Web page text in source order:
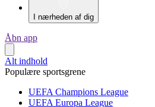
I nærheden af dig
Åbn app
Alt indhold
Populære sportsgrene
UEFA Champions League
UEFA Europa League